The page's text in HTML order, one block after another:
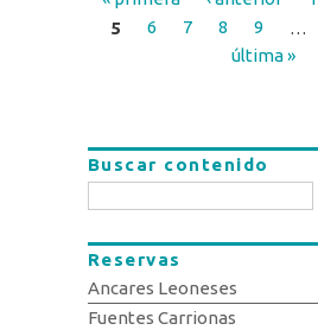
Páginas
5
6 7 8 9 …
última »
Buscar contenido
Reservas
Ancares Leoneses
Fuentes Carrionas